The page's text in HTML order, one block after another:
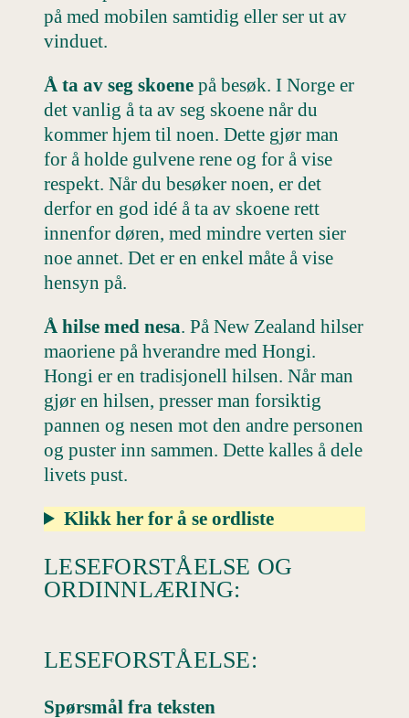
på med mobilen samtidig eller ser ut av
vinduet.
Å ta av seg skoene på besøk. I Norge er
det vanlig å ta av seg skoene når du
kommer hjem til noen. Dette gjør man
for å holde gulvene rene og for å vise
respekt. Når du besøker noen, er det
derfor en god idé å ta av skoene rett
innenfor døren, med mindre verten sier
noe annet. Det er en enkel måte å vise
hensyn på.
Å hilse med nesa. På New Zealand hilser
maoriene på hverandre med Hongi.
Hongi er en tradisjonell hilsen. Når man
gjør en hilsen, presser man forsiktig
pannen og nesen mot den andre personen
og puster inn sammen. Dette kalles å dele
livets pust.
Klikk her for å se ordliste
LESEFORSTÅELSE OG
ORDINNLÆRING:
LESEFORSTÅELSE:
Spørsmål fra teksten